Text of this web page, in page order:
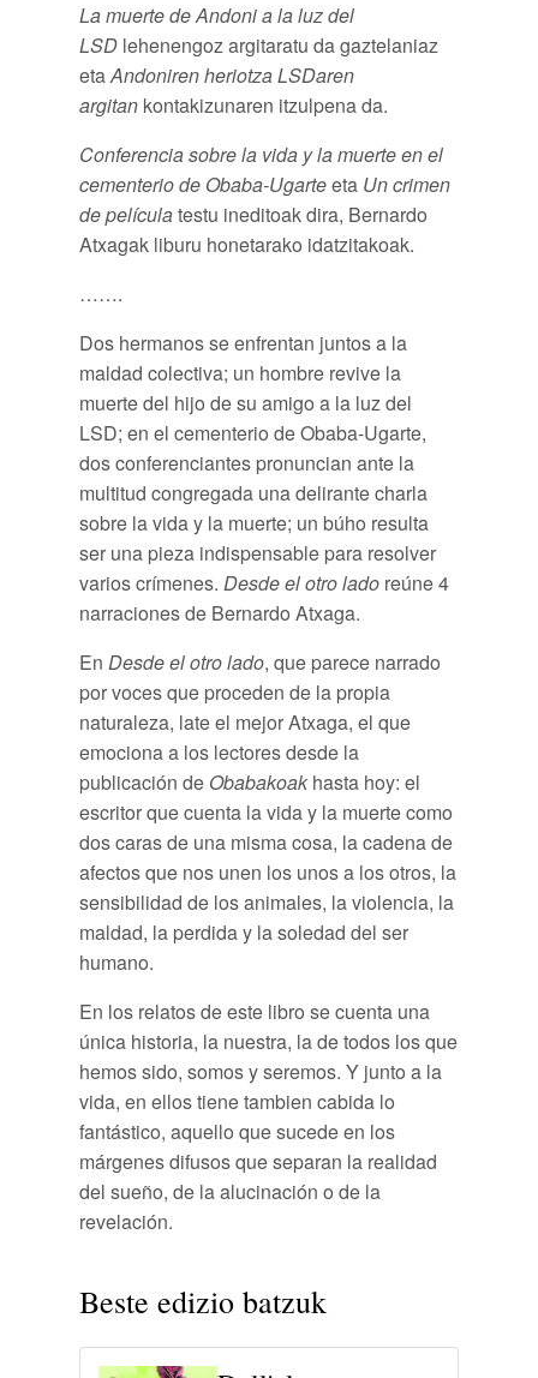
La muerte de Andoni a la luz del
LSDlehenengoz argitaratu da gaztelaniaz
etaAndoniren heriotza LSDaren
argitankontakizunaren itzulpena da.
Conferencia sobre la vida y la muerte en el
cementerio de Obaba-Ugarteeta Un crimen
de películatestu ineditoak dira, Bernardo
Atxagak liburu honetarako idatzitakoak.
…….
Dos hermanos se enfrentan juntos a la
maldad colectiva; un hombre revive la
muerte del hijo de su amigo a la luz del
LSD; en el cementerio de Obaba-Ugarte,
dos conferenciantes pronuncian ante la
multitud congregada una delirante charla
sobre la vida y la muerte; un búho resulta
ser una pieza indispensable para resolver
varios crímenes. Desde el otro ladoreúne 4
narraciones de Bernardo Atxaga.
En Desde el otro lado, que parece narrado
por voces que proceden de la propia
naturaleza, late el mejor Atxaga, el que
emociona a los lectores desde la
publicación de Obabakoakhasta hoy: el
escritor que cuenta la vida y la muerte como
dos caras de una misma cosa, la cadena de
afectos que nos unen los unos a los otros, la
sensibilidad de los animales, la violencia, la
maldad, la perdida y la soledad del ser
humano.
En los relatos de este libro se cuenta una
única historia, la nuestra, la de todos los que
hemos sido, somos y seremos. Y junto a la
vida, en ellos tiene tambien cabida lo
fantástico, aquello que sucede en los
márgenes difusos que separan la realidad
del sueño, de la alucinación o de la
revelación.
Beste edizio batzuk